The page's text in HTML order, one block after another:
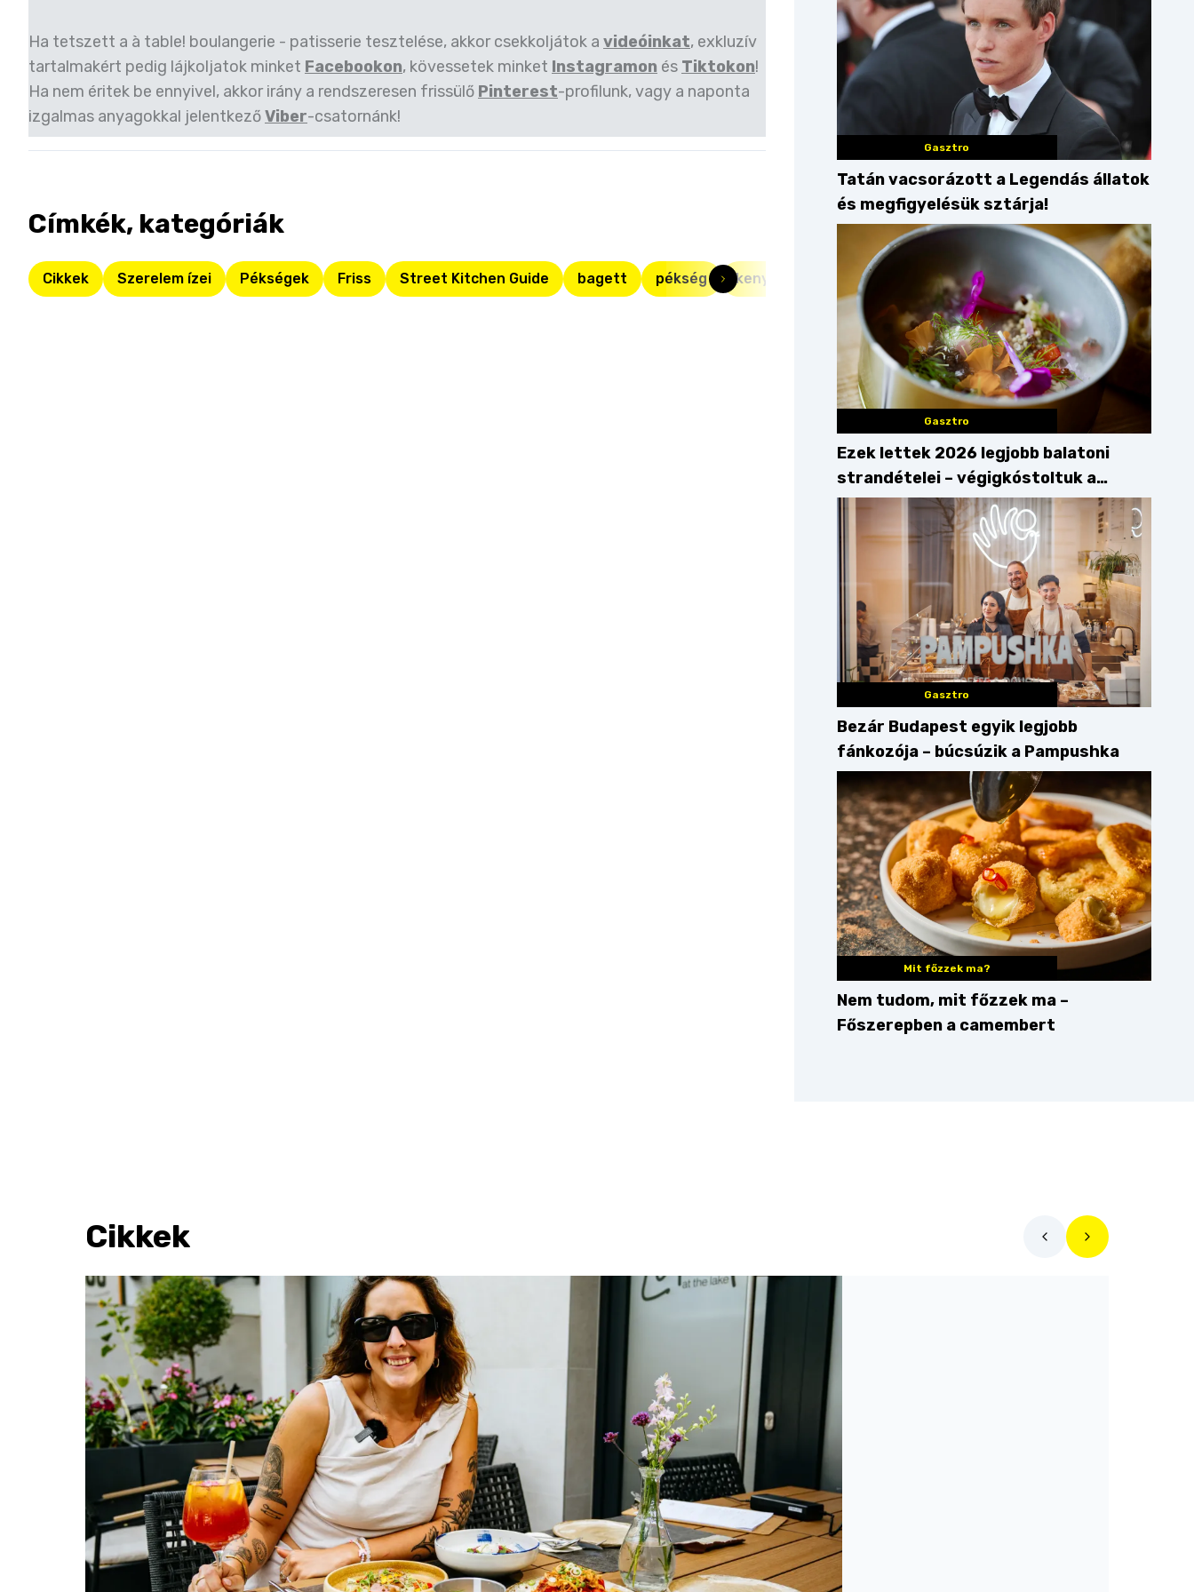
Ha tetszett a à table! boulangerie - patisserie tesztelése, akkor csekkoljátok a videóinkat, exkluzív
tartalmakért pedig lájkoljatok minket Facebookon, kövessetek minket Instagramon és Tiktokon!
Ha nem éritek be ennyivel, akkor irány a rendszeresen frissülő Pinterest-profilunk, vagy a naponta
izgalmas anyagokkal jelentkezőViber-csatornánk!
Címkék, kategóriák
Cikkek Szerelem ízei Pékségek Friss Street Kitchen Guide bagett pékség kenyér croissant budapest
Gasztro
Tatán vacsorázott a Legendás állatok
és megfigyelésük sztárja!
Gasztro
Ezek lettek 2026 legjobb balatoni
strandételei – végigkóstoltuk a
győzteseket
Gasztro
Bezár Budapest egyik legjobb
fánkozója – búcsúzik a Pampushka
Mit főzzek ma?
Nem tudom, mit főzzek ma –
Főszerepben a camembert
Cikkek